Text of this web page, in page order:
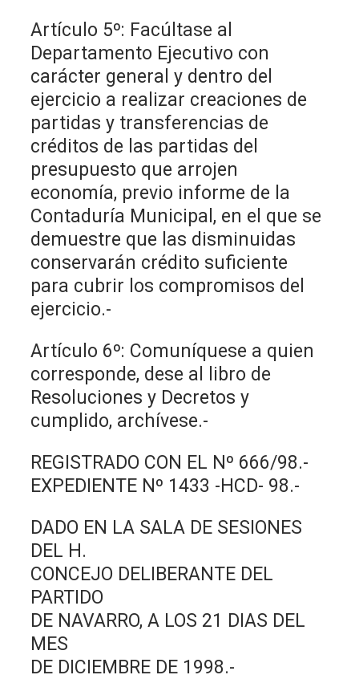
Artículo 5º: Facúltase al
Departamento Ejecutivo con
carácter general y dentro del
ejercicio a realizar creaciones de
partidas y transferencias de
créditos de las partidas del
presupuesto que arrojen
economía, previo informe de la
Contaduría Municipal, en el que se
demuestre que las disminuidas
conservarán crédito suficiente
para cubrir los compromisos del
ejercicio.-
Artículo 6º: Comuníquese a quien
corresponde, dese al libro de
Resoluciones y Decretos y
cumplido, archívese.-
REGISTRADO CON EL Nº 666/98.-
EXPEDIENTE Nº 1433 -HCD- 98.-
DADO EN LA SALA DE SESIONES
DEL H.
CONCEJO DELIBERANTE DEL
PARTIDO
DE NAVARRO, A LOS 21 DIAS DEL
MES
DE DICIEMBRE DE 1998.-